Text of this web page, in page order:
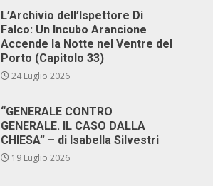
L’Archivio dell’Ispettore Di
Falco: Un Incubo Arancione
Accende la Notte nel Ventre del
Porto (Capitolo 33)
24 Luglio 2026
“GENERALE CONTRO
GENERALE. IL CASO DALLA
CHIESA” – di Isabella Silvestri
19 Luglio 2026